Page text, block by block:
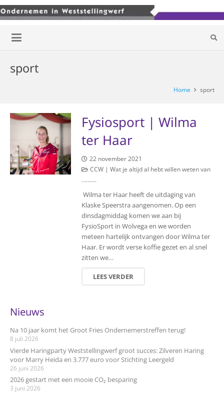
sport
Home sport
Fysiosport | Wilma
ter Haar
22 november 2021
CCW | Wat je altijd al hebt willen weten van
……….
Wilma ter Haar heeft de uitdaging van
Klaske Speerstra aangenomen. Op een
dinsdagmiddag komen we aan bij
FysioSport in Wolvega en we worden
meteen hartelijk ontvangen door Wilma ter
Haar. Er wordt verse koffie gezet en al snel
zitten we…
LEES VERDER
Nieuws
Na 10 jaar komt het Groot Fries Ondernemerstreffen terug!
8 juli 2026
Vierde Haringparty Weststellingwerf groot succes: Zilveren Haring
voor Marry Heida en 3.777 euro voor Stichting Leergeld
26 juni 2026
2026 gestart met een mooie CO₂ besparing
3 juni 2026